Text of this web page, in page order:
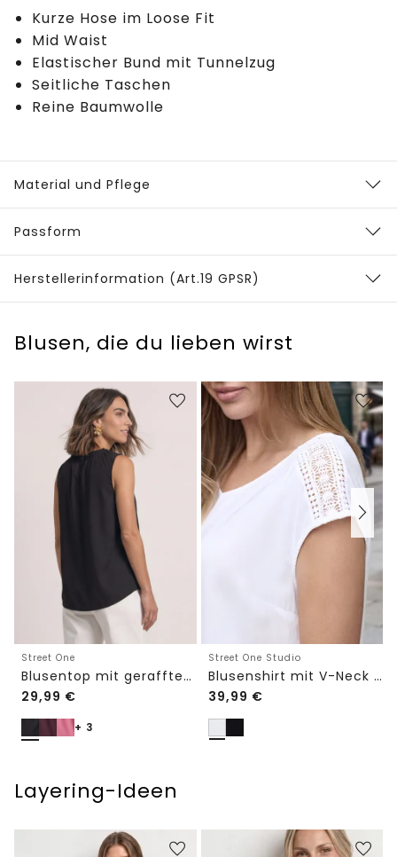
Kurze Hose im Loose Fit
Mid Waist
Elastischer Bund mit Tunnelzug
Seitliche Taschen
Reine Baumwolle
Material und Pflege
Passform
Herstellerinformation (Art.19 GPSR)
Blusen, die du lieben wirst
Street One
Blusentop mit gerafftem Rundhals
29,99 €
+ 3
Street One Studio
Blusenshirt mit V-Neck und Spitze
39,99 €
Layering-Ideen